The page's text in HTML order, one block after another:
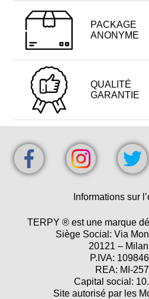
PACKAGE
ANONYME
QUALITÉ
GARANTIE
Informations sur
TERPY ® est une marque
Siège Social: Via
20121 –
P.IVA:
REA: MI-
Capital social:
Site autorisé par les